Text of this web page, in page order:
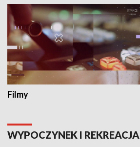
Filmy
WYPOCZYNEK I REKREACJA